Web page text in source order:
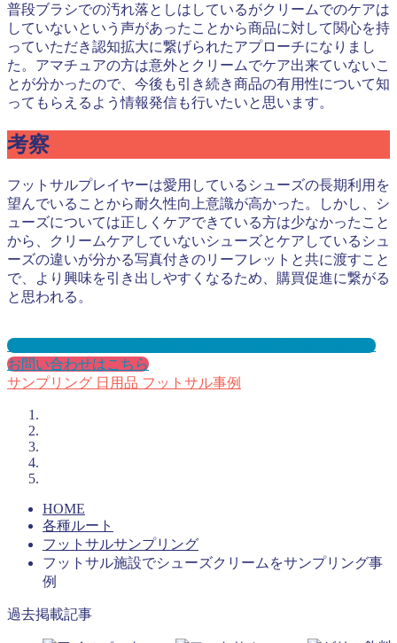
普段ブラシでの汚れ落としはしているがクリームでのケアは
していないという声があったことから商品に対して関心を持
っていただき認知拡大に繋げられたアプローチになりまし
た。アマチュアの方は意外とクリームでケア出来ていないこ
とが分かったので、今後も引き続き商品の有用性について知
ってもらえるよう情報発信も行いたいと思います。
考察
フットサルプレイヤーは愛用しているシューズの長期利用を
望んでいることから耐久性向上意識が高かった。しかし、シ
ューズについては正しくケアできている方は少なかったこと
から、クリームケアしていないシューズとケアしているシュ
ーズの違いが分かる写真付きのリーフレットと共に渡すこと
で、より興味を引き出しやすくなるため、購買促進に繋がる
と思われる。
フットサルサンプリングとは？メリット３選と事例を紹介
お問い合わせはこちら
サンプリング 日用品 フットサル事例
HOME
各種ルート
フットサルサンプリング
フットサル施設でシューズクリームをサンプリング事
例
過去掲載記事